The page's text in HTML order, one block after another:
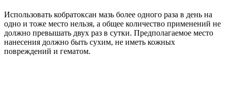
Использовать кобратоксан мазь более одного раза в день на
одно и тоже место нельзя, а общее количество применений не
должно превышать двух раз в сутки. Предполагаемое место
нанесения должно быть сухим, не иметь кожных
повреждений и гематом.